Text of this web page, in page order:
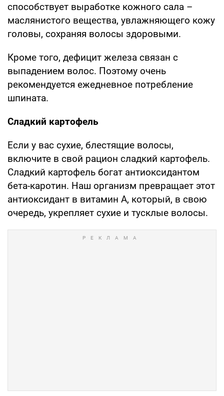
способствует выработке кожного сала –
маслянистого вещества, увлажняющего кожу
головы, сохраняя волосы здоровыми.
Кроме того, дефицит железа связан с
выпадением волос. Поэтому очень
рекомендуется ежедневное потребление
шпината.
Сладкий картофель
Если у вас сухие, блестящие волосы,
включите в свой рацион сладкий картофель.
Сладкий картофель богат антиоксидантом
бета-каротин. Наш организм превращает этот
антиоксидант в витамин А, который, в свою
очередь, укрепляет сухие и тусклые волосы.